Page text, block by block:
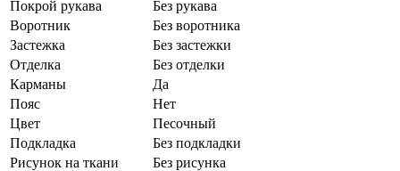
Покрой рукава
Без рукава
Воротник
Без воротника
Застежка
Без застежки
Отделка
Без отделки
Карманы
Да
Пояс
Нет
Цвет
Песочный
Подкладка
Без подкладки
Рисунок на ткани
Без рисунка